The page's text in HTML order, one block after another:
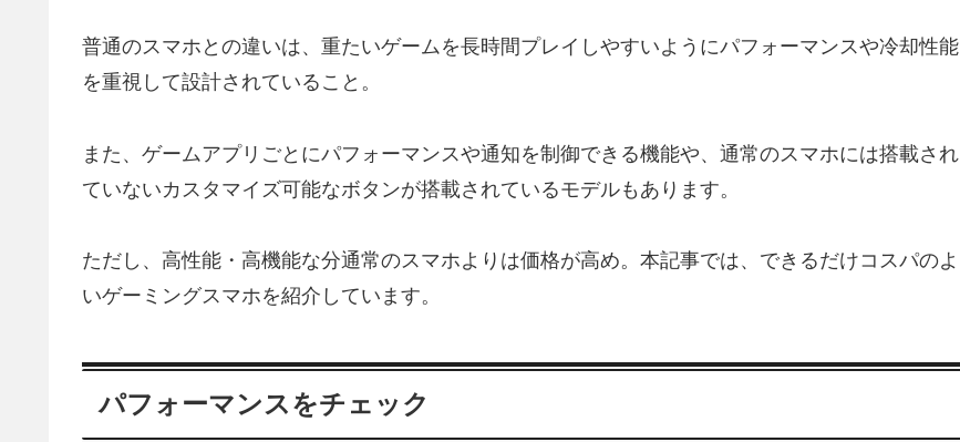
普通のスマホとの違いは、重たいゲームを長時間プレイしやすいようにパフォーマンスや冷却性能
を重視して設計されていること。
また、ゲームアプリごとにパフォーマンスや通知を制御できる機能や、通常のスマホには搭載され
ていないカスタマイズ可能なボタンが搭載されているモデルもあります。
ただし、高性能・高機能な分通常のスマホよりは価格が高め。本記事では、できるだけコスパのよ
いゲーミングスマホを紹介しています。
パフォーマンスをチェック